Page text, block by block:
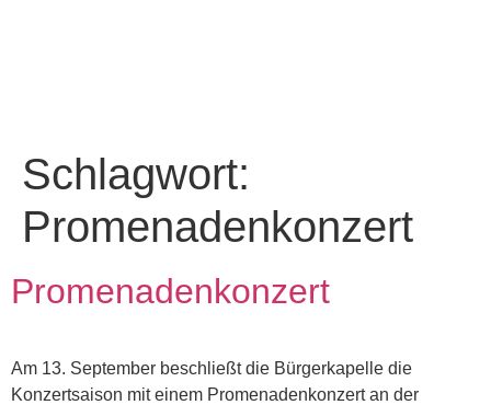
Schlagwort:
Promenadenkonzert
Promenadenkonzert
Am 13. September beschließt die Bürgerkapelle die
Konzertsaison mit einem Promenadenkonzert an der